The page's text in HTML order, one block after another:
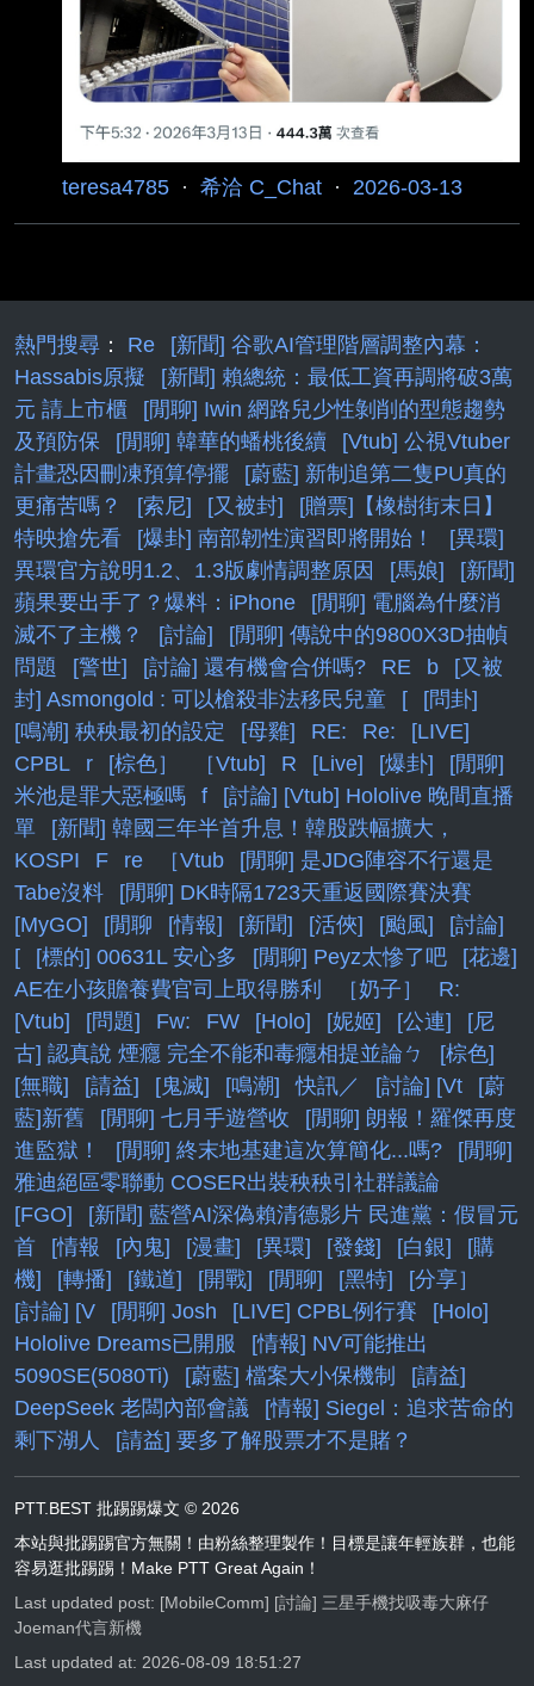
teresa4785 · 希洽 C_Chat · 2026-03-13
熱門搜尋 ： Re
[新聞] 谷歌AI管理階層調整內幕：
Hassabis原擬
[新聞] 賴總統：最低工資再調將破3萬
元 請上市櫃
[閒聊] Iwin 網路兒少性剝削的型態趨勢
及預防保
[閒聊] 韓華的蟠桃後續
[Vtub] 公視Vtuber
計畫恐因刪凍預算停擺
[蔚藍] 新制追第二隻PU真的
更痛苦嗎？
[索尼] [又被封]
[贈票]【橡樹街末日】
特映搶先看
[爆卦] 南部韌性演習即將開始！
[異環]
異環官方說明1.2、1.3版劇情調整原因
[馬娘]
[新聞]
蘋果要出手了？爆料：iPhone
[閒聊] 電腦為什麼消
滅不了主機？
[討論]
[閒聊] 傳說中的9800X3D抽幀
問題
[警世] [討論] 還有機會合併嗎? RE b
[又被
封] Asmongold : 可以槍殺非法移民兒童
[
[問卦]
[鳴潮] 秧秧最初的設定
[母雞] RE: Re:
[LIVE]
CPBL
r [棕色］ ［Vtub] R [Live] [爆卦]
[閒聊]
米池是罪大惡極嗎
f
[討論] [Vtub] Hololive 晚間直播
單
[新聞] 韓國三年半首升息！韓股跌幅擴大，
KOSPI
F re ［Vtub
[閒聊] 是JDG陣容不行還是
Tabe沒料
[閒聊] DK時隔1723天重返國際賽決賽
[MyGO]
[閒聊 [情報] [新聞] [活俠] [颱風]
[討論]
[
[標的] 00631L 安心多 [閒聊] Peyz太慘了吧
[花邊]
AE在小孩贍養費官司上取得勝利
［奶子］
R:
[Vtub]
[問題] Fw: FW [Holo] [妮姬] [公連]
[尼
古] 認真說 煙癮 完全不能和毒癮相提並論ㄅ
[棕色]
[無職]
[請益] [鬼滅] [鳴潮] 快訊／ [討論] [Vt
[蔚
藍]新舊
[閒聊] 七月手遊營收
[閒聊] 朗報！羅傑再度
進監獄！
[閒聊] 終末地基建這次算簡化...嗎?
[閒聊]
雅迪絕區零聯動 COSER出裝秧秧引社群議論
[FGO]
[新聞] 藍營AI深偽賴清德影片 民進黨：假冒元
首
[情報 [內鬼] [漫畫] [異環] [發錢] [白銀]
[購
機]
[轉播] [鐵道] [開戰] [閒聊] [黑特]
[分享］
[討論] [V
[閒聊] Josh [LIVE] CPBL例行賽
[Holo]
Hololive Dreams已開服
[情報] NV可能推出
5090SE(5080Ti)
[蔚藍] 檔案大小保機制
[請益]
DeepSeek 老闆內部會議
[情報] Siegel：追求苦命的
剩下湖人
[請益] 要多了解股票才不是賭？
PTT.BEST 批踢踢爆文 © 2026
本站與批踢踢官方無關！由粉絲整理製作！目標是讓年輕族群，也能
容易逛批踢踢！Make PTT Great Again！
Last updated post: [MobileComm] [討論] 三星手機找吸毒大麻仔
Joeman代言新機
Last updated at: 2026-08-09 18:51:27